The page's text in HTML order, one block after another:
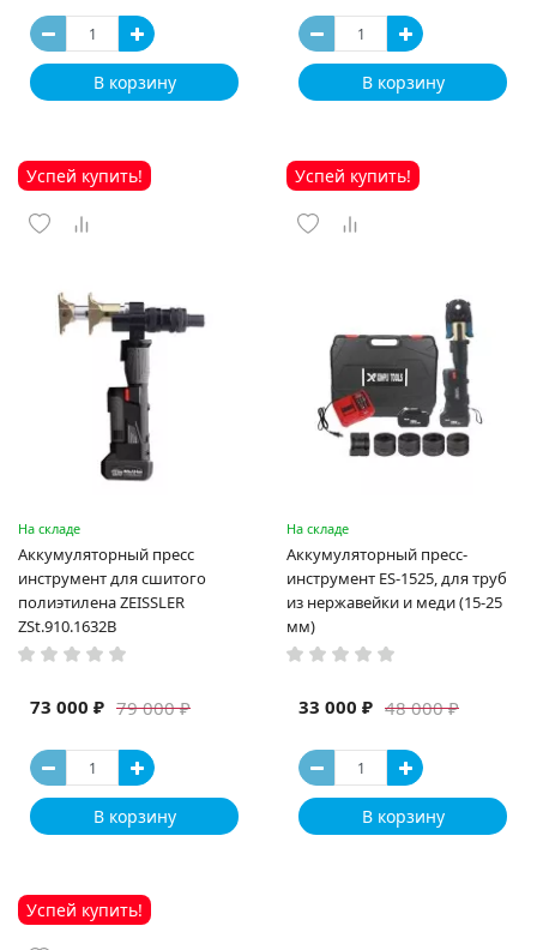
В корзину В корзину
Успей купить!
На складе
Аккумуляторный пресс
инструмент для сшитого
полиэтилена ZEISSLER
ZSt.910.1632B
79 000 ₽
73 000 ₽
В корзину
Успей купить!
На складе
Аккумуляторный пресс-
инструмент ES-1525, для труб
из нержавейки и меди (15-25
мм)
48 000 ₽
33 000 ₽
В корзину
Успей купить!